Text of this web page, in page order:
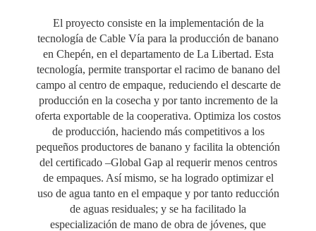
El proyecto consiste en la implementación de la
tecnología de Cable Vía para la producción de banano
en Chepén, en el departamento de La Libertad. Esta
tecnología, permite transportar el racimo de banano del
campo al centro de empaque, reduciendo el descarte de
producción en la cosecha y por tanto incremento de la
oferta exportable de la cooperativa. Optimiza los costos
de producción, haciendo más competitivos a los
pequeños productores de banano y facilita la obtención
del certificado –Global Gap al requerir menos centros
de empaques. Así mismo, se ha logrado optimizar el
uso de agua tanto en el empaque y por tanto reducción
de aguas residuales; y se ha facilitado la
especialización de mano de obra de jóvenes, que